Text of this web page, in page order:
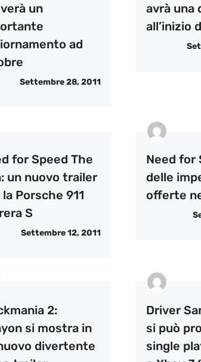
un
ad
Settembre 28, 2011
avrà una
all’inizio
for Speed The
un nuovo trailer
Porsche 911
S
Settembre 12, 2011
Need for
delle
offerte
2:
si mostra in
divertente
Driver
si può
single